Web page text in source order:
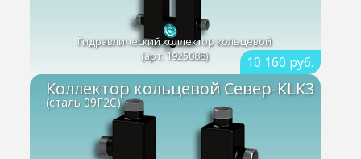
10 160 руб.
Гидравлический коллектор кольцевой
(арт. 1925088)
Коллектор кольцевой Север-КLК3
(сталь 09Г2С)